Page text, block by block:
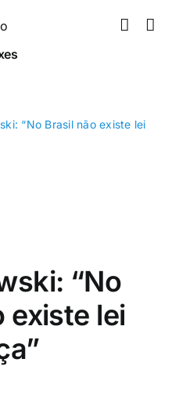
“No Brasil não existe lei
“No
existe lei